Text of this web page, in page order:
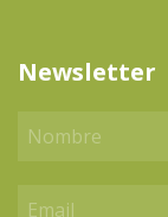
Newsletter